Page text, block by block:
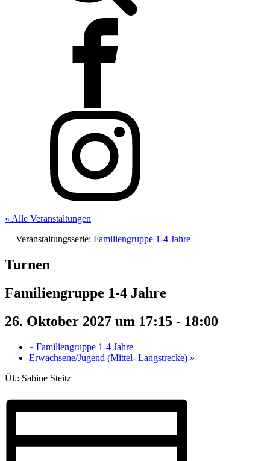
« Alle Veranstaltungen
Veranstaltungsserie: Familiengruppe 1-4 Jahre
Turnen
Familiengruppe 1-4 Jahre
26. Oktober 2027 um 17:15 - 18:00
« Familiengruppe 1-4 Jahre
Erwachsene/Jugend (Mittel- Langstrecke) »
Ül.: Sabine Steitz